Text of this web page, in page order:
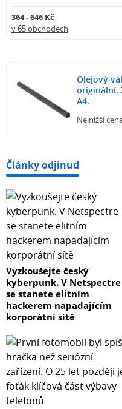
364 - 646 Kč
v 65 obchodech
Olejový
originální.
A4.
Nejnižší
Články odjinud
Vyzkoušejte český
kyberpunk. V Netspectre
se stanete elitním
hackerem napadajícím
korporátní sítě